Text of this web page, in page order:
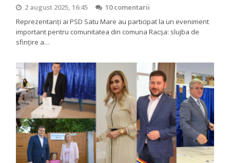
2 august 2025, 16:45
10 comentarii
Reprezentanți ai PSD Satu Mare au participat la un eveniment
important pentru comunitatea din comuna Racșa: slujba de
sfințire a…